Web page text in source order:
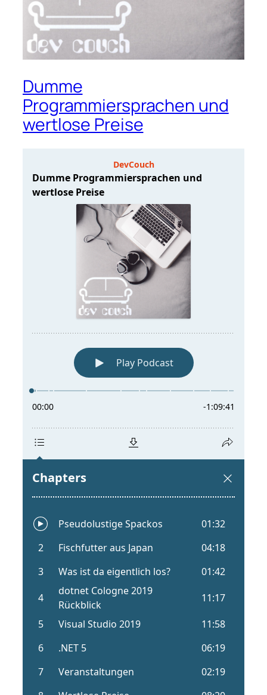
Dumme
Programmiersprachen und
wertlose Preise